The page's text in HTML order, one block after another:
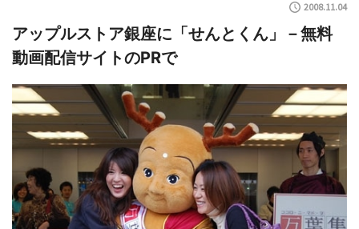
2008.11.04
アップルストア銀座に「せんとくん」－無料
動画配信サイトのPRで